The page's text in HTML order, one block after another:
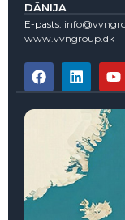
DĀNIJA
E-pasts:
www.vvngroup.dk